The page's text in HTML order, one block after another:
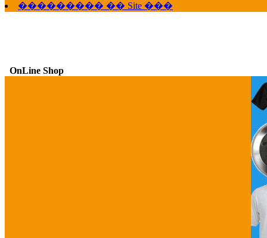
��������� �� Site ���
OnLine Shop